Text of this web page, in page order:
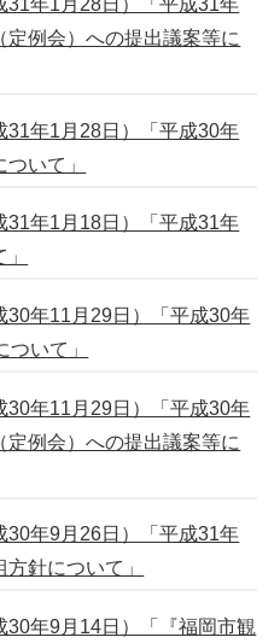
定例会）への提出議案等に
31年1月28日）「平成30年
いて」
31年1月18日）「平成31年
30年11月29日）「平成30年
いて」
30年11月29日）「平成30年
定例会）への提出議案等に
30年9月26日）「平成31年
針について」
30年9月14日）「『福岡市観